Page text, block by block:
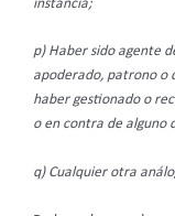
instancia;
p) Haber sido agente
apoderado, patrono o
haber gestionado o
o en contra de alguno
q) Cualquier otra